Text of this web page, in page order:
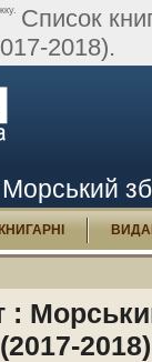
Список
2018).
КНИГАРНІ
:
2018)